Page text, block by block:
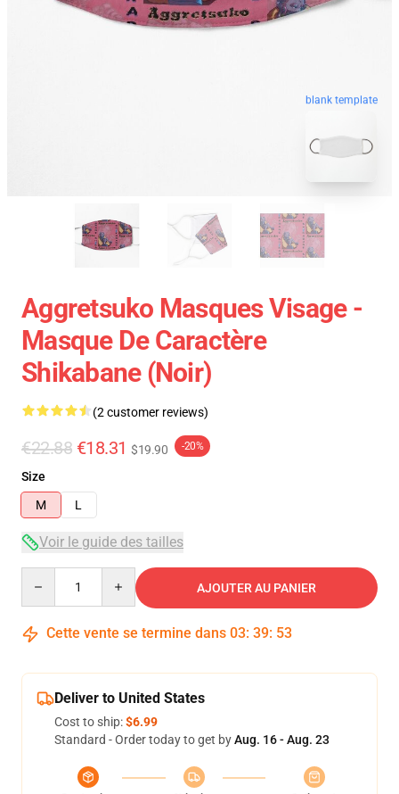
blank template
Aggretsuko Masques Visage -
Masque De Caractère
Shikabane (noir)
(2 customer reviews)
€22.88 €18.31 $19.90 -20%
Size
M
L
Voir le guide des tailles
AJOUTER AU PANIER
Cette vente se termine dans 03: 39: 53
Deliver to United States
Cost to ship:$6.99
Standard - Order today to get byAug. 16 - Aug. 23